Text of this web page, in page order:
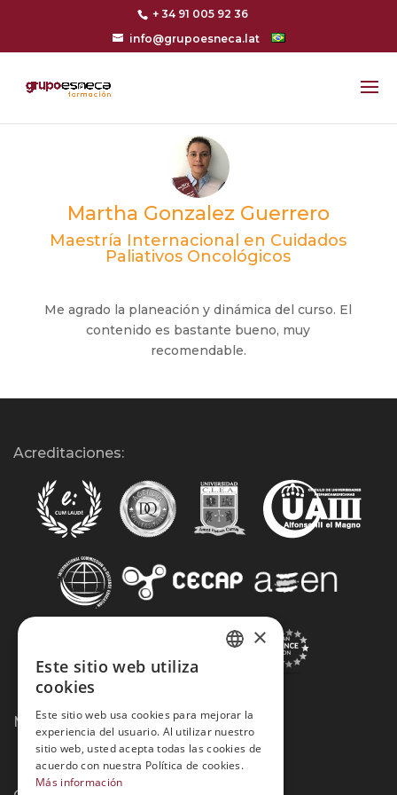
+ 34 91 005 92 36
info@grupoesneca.lat
Martha Gonzalez Guerrero
Maestría Internacional en Cuidados
Paliativos Oncológicos
Me agrado la planeación y dinámica del curso. El
contenido es bastante bueno, muy
recomendable.
Acreditaciones:
Métodos de Pago:
×
Este sitio web utiliza
cookies
Este sitio web usa cookies para mejorar la
experiencia del usuario. Al utilizar nuestro
sitio web, usted acepta todas las cookies de
acuerdo con nuestra Política de cookies.
Más información